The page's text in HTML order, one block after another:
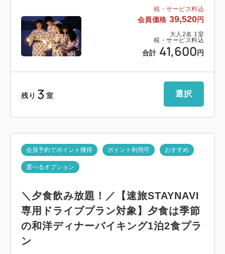
税・サービス料込
会員価格 39,520円
大人 2名 1室
税・サービス料込
合計 41,600 円
残り 3 室 選択
会員予約でポイント獲得 ポイント利用可 おすすめ
選べるオプション
＼夕食飲み放題！／【速旅STAYNAVI
専用ドライブプラン対象】夕食は季節
の和洋ディナーバイキング1泊2食プラ
ン